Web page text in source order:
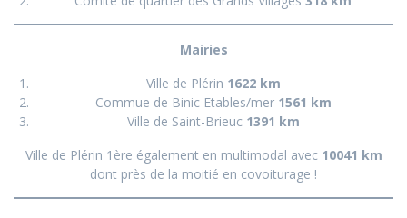
Mairies
Ville de Plérin 1622 km
Commue de Binic Etables/mer 1561 km
Ville de Saint-Brieuc1391 km
Ville de Plérin 1ère également en multimodal avec 10041 km
dont près de la moitié en covoiturage !